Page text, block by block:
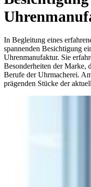
In Begleitung eines
spannenden Besichtigung
Uhrenmanufaktur. Sie
Besonderheiten der Marke,
Berufe der Uhrmacherei.
prägenden Stücke der